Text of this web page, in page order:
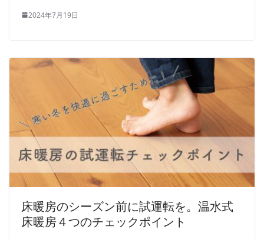
2024年7月19日
床暖房のシーズン前に試運転を。温水式
床暖房４つのチェックポイント